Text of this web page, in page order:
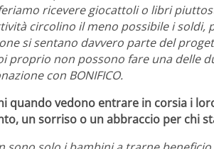
ricevere giocattoli o libri
circolino il meno possibile i soldi,
si sentano davvero parte del
proprio non possono fare una delle
con BONIFICO.
quando vedono entrare in corsia i
un sorriso o un abbraccio per chi